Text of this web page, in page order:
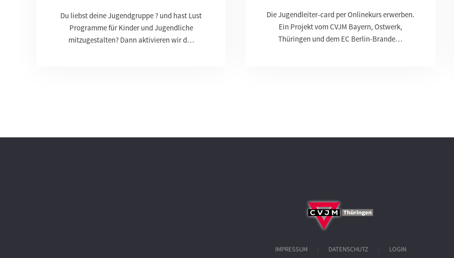
Du liebst deine Jugendgruppe ? und hast Lust
Programme für Kinder und Jugendliche
mitzugestalten? Dann aktivieren wir d…
Die Jugendleiter-card per Onlinekurs erwerben.
Ein Projekt vom CVJM Bayern, Ostwerk,
Thüringen und dem EC Berlin-Brande…
IMPRESSUM DATENSCHUTZ LOGIN